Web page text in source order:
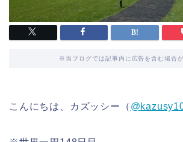
※当ブログでは記事内に広告を含む場合
こんにちは、カズッシー（